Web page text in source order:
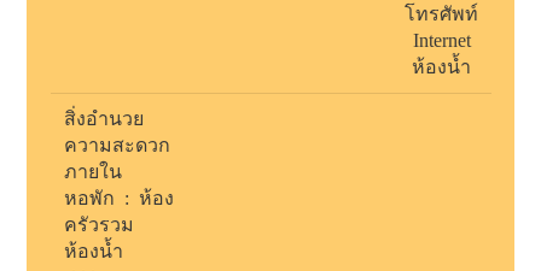
โทรศัพท์
Internet
ห้องน้ำ
สิ่งอำนวย
ความสะดวก
ภายใน
หอพัก : ห้อง
ครัวรวม
ห้องน้ำ